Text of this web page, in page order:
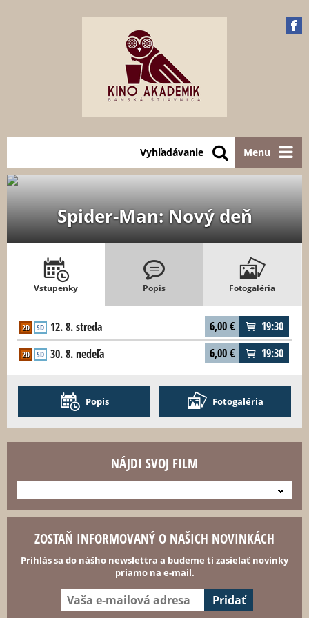
Menu
Vyhľadávanie
Spider-Man: Nový deň
Vstupenky Popis Fotogaléria
2D SD 12. 8. streda 6,00€ 19:30
2D SD 30. 8. nedeľa 6,00€ 19:30
Popis Fotogaléria
NÁJDI SVOJ FILM
ZOSTAŇ INFORMOVANÝ O NAŠICH NOVINKÁCH
Prihlás sa do nášho newslettra a budeme ti zasielať novinky
priamo na e-mail.